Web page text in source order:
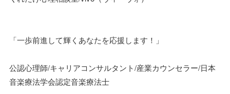
「一歩前進して輝くあなたを応援します！」
公認心理師/キャリアコンサルタント/産業カウンセラー/日本
音楽療法学会認定音楽療法士